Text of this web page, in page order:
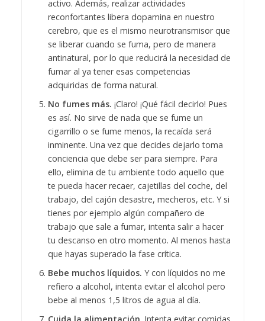
activo. Además, realizar actividades
reconfortantes libera dopamina en nuestro
cerebro, que es el mismo neurotransmisor que
se liberar cuando se fuma, pero de manera
antinatural, por lo que reducirá la necesidad de
fumar al ya tener esas competencias
adquiridas de forma natural.
No fumes más. ¡Claro! ¡Qué fácil decirlo! Pues
es así. No sirve de nada que se fume un
cigarrillo o se fume menos, la recaída será
inminente. Una vez que decides dejarlo toma
conciencia que debe ser para siempre. Para
ello, elimina de tu ambiente todo aquello que
te pueda hacer recaer, cajetillas del coche, del
trabajo, del cajón desastre, mecheros, etc. Y si
tienes por ejemplo algún compañero de
trabajo que sale a fumar, intenta salir a hacer
tu descanso en otro momento. Al menos hasta
que hayas superado la fase crítica.
Bebe muchos líquidos. Y con líquidos no me
refiero a alcohol, intenta evitar el alcohol pero
bebe al menos 1,5 litros de agua al día.